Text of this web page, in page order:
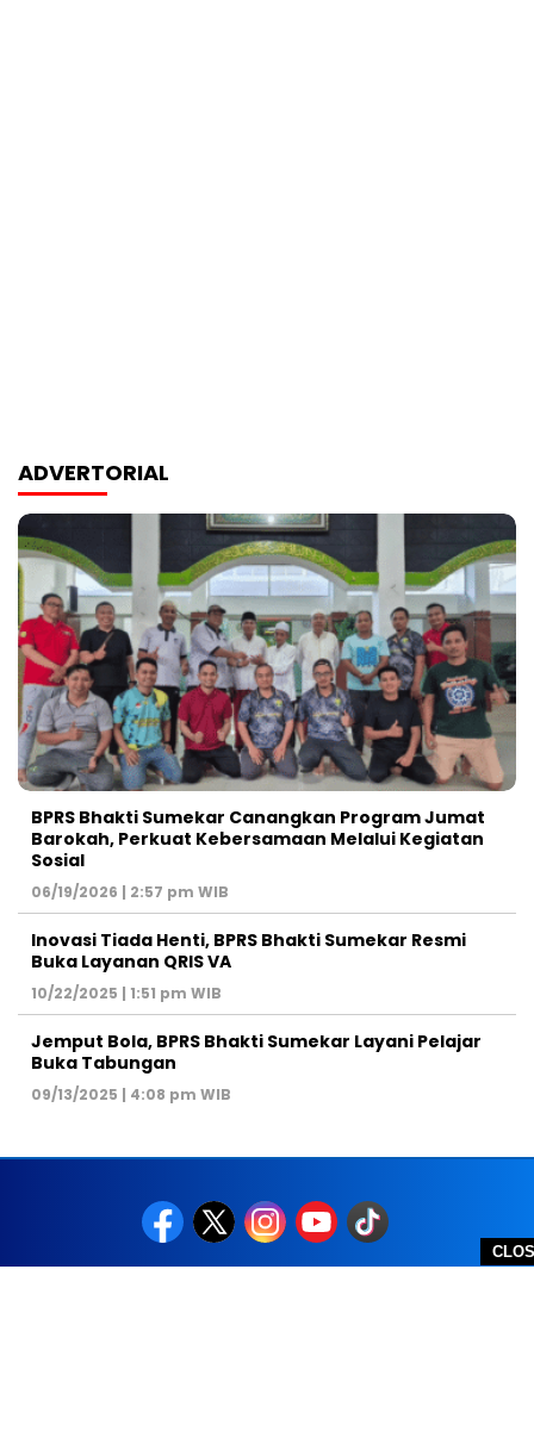
ADVERTORIAL
BPRS Bhakti Sumekar Canangkan Program Jumat
Barokah, Perkuat Kebersamaan Melalui Kegiatan
Sosial
06/19/2026 | 2:57 pm WIB
Inovasi Tiada Henti, BPRS Bhakti Sumekar Resmi
Buka Layanan QRIS VA
10/22/2025 | 1:51 pm WIB
Jemput Bola, BPRS Bhakti Sumekar Layani Pelajar
Buka Tabungan
09/13/2025 | 4:08 pm WIB